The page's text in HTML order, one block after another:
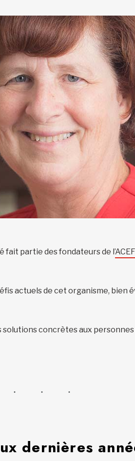
fait partie des fondateurs de l’
actuels de cet organisme, bien
solutions concrètes aux
dernières